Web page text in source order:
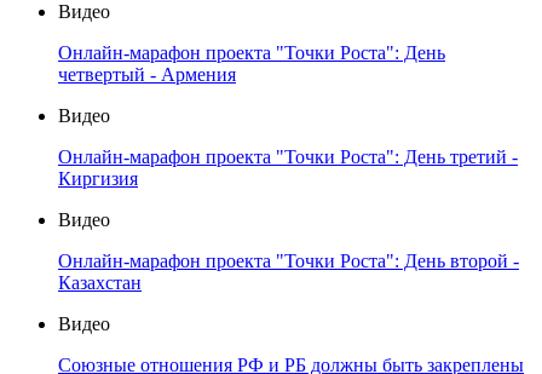
Видео
Онлайн-марафон проекта "Точки Роста": День
четвертый - Армения
Видео
Онлайн-марафон проекта "Точки Роста": День третий -
Киргизия
Видео
Онлайн-марафон проекта "Точки Роста": День второй -
Казахстан
Видео
Союзные отношения РФ и РБ должны быть закреплены